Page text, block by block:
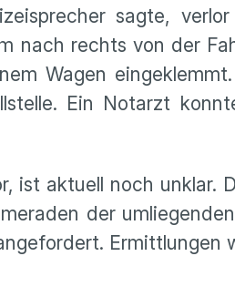
sagte,
nach rechts von der
Wagen
Ein Notarzt
ist aktuell noch unklar.
der
Ermittlungen